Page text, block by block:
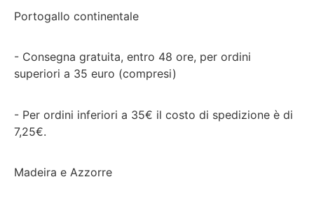
Portogallo continentale
- Consegna gratuita, entro 48 ore, per ordini
superiori a 35 euro (compresi)
- Per ordini inferiori a 35€ il costo di spedizione è di
7,25€.
Madeira e Azzorre